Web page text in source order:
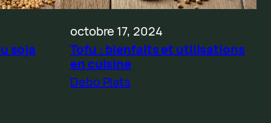
soja
octobre 17, 2024
Tofu : bienfaits et utilisations
en cuisine
Debo Plats